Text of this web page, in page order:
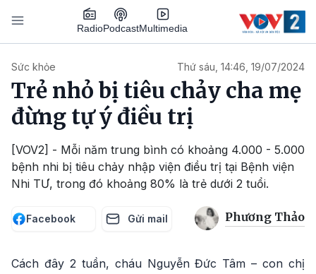
Nhảy đến nội dung
RadioPodcastMultimedia
Sức khỏe Thứ sáu, 14:46, 19/07/2024
Trẻ nhỏ bị tiêu chảy cha mẹ
đừng tự ý điều trị
[VOV2] - Mỗi năm trung bình có khoảng 4.000 - 5.000
bệnh nhi bị tiêu chảy nhập viện điều trị tại Bệnh viện
Nhi TƯ, trong đó khoảng 80% là trẻ dưới 2 tuổi.
Facebook Gửi mail Phương Thảo
Cách đây 2 tuần, cháu Nguyễn Đức Tâm – con chị